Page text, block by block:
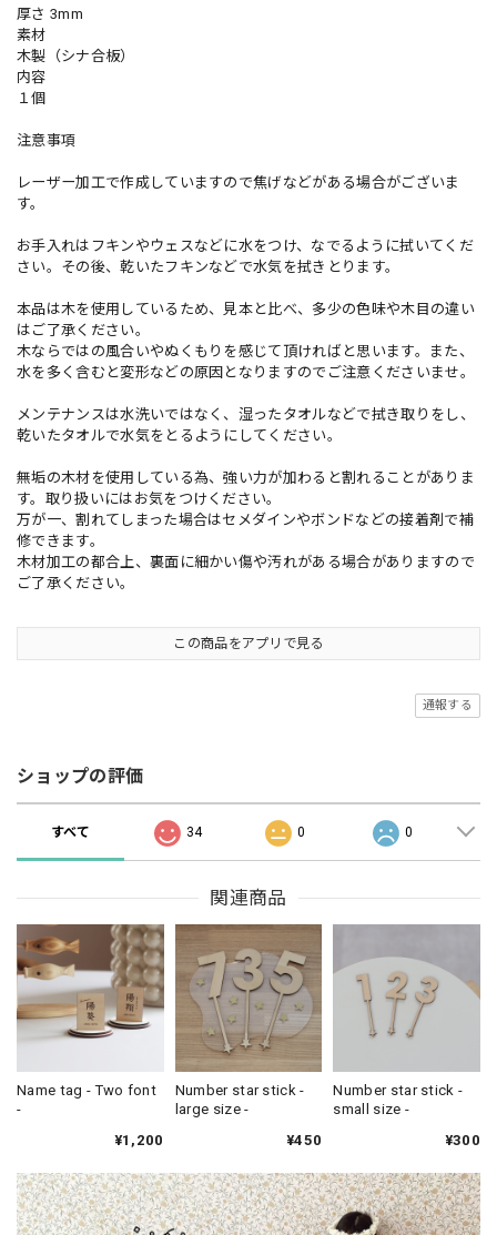
厚さ 3mm
素材
木製（シナ合板）
内容
１個
注意事項
レーザー加工で作成していますので焦げなどがある場合がございま
す。
お手入れはフキンやウェスなどに水をつけ、なでるように拭いてくだ
さい。その後、乾いたフキンなどで水気を拭きとります。
本品は木を使用しているため、見本と比べ、多少の色味や木目の違い
はご了承ください。
木ならではの風合いやぬくもりを感じて頂ければと思います。また、
水を多く含むと変形などの原因となりますのでご注意くださいませ。
メンテナンスは水洗いではなく、湿ったタオルなどで拭き取りをし、
乾いたタオルで水気をとるようにしてください。
無垢の木材を使用している為、強い力が加わると割れることがありま
す。取り扱いにはお気をつけください。
万が一、割れてしまった場合はセメダインやボンドなどの接着剤で補
修できます。
木材加工の都合上、裏面に細かい傷や汚れがある場合がありますので
ご了承ください。
この商品をアプリで見る
通報する
ショップの評価
すべて 34 0 0
関連商品
Name tag - Two font
-
¥1,200
Number star stick -
large size -
¥450
Number star stick -
small size -
¥300